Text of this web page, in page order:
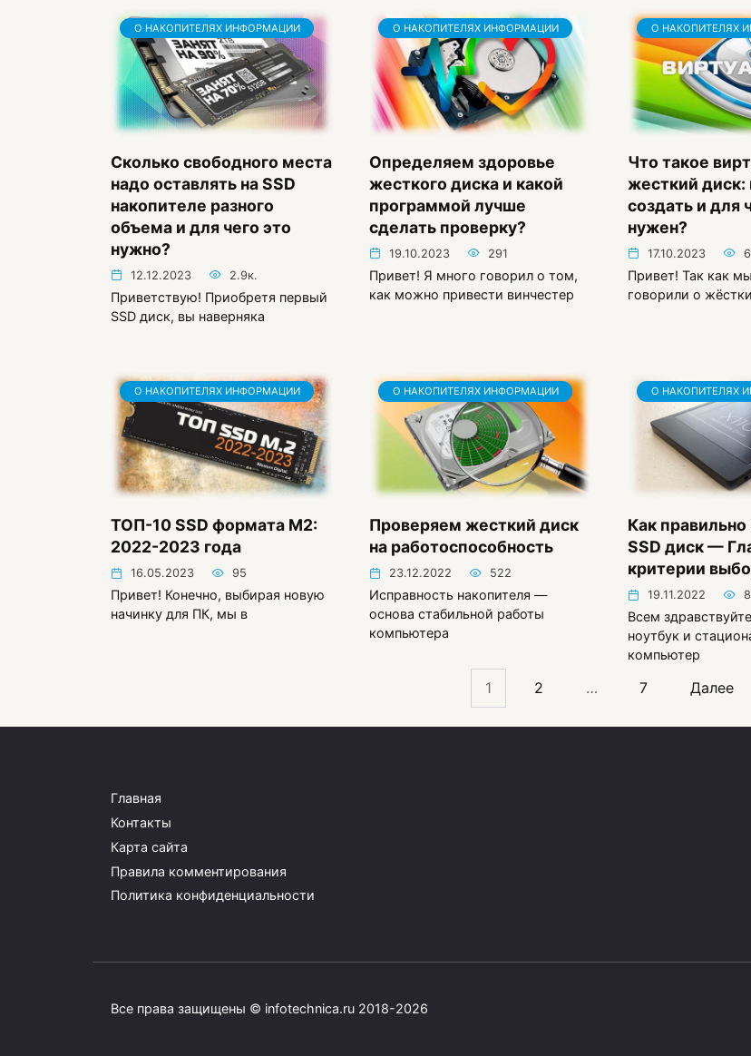
О НАКОПИТЕЛЯХ ИНФОРМАЦИИ
Сколько свободного места
надо оставлять на SSD
накопителе разного
объема и для чего это
нужно?
12.12.2023 2.9к.
Приветствую! Приобретя первый
SSD диск, вы наверняка
О НАКОПИТЕЛЯХ ИНФОРМАЦИИ
Определяем здоровье
жесткого диска и какой
программой лучше
сделать проверку?
19.10.2023 291
Привет! Я много говорил о том,
как можно привести винчестер
О НАКОПИТЕЛЯХ
Что такое
жесткий диск:
создать и для
нужен?
17.10.2023
Привет! Так как
говорили о
О НАКОПИТЕЛЯХ ИНФОРМАЦИИ
ТОП-10 SSD формата M2:
2022-2023 года
16.05.2023 95
Привет! Конечно, выбирая новую
начинку для ПК, мы в
О НАКОПИТЕЛЯХ ИНФОРМАЦИИ
Проверяем жесткий диск
на работоспособность
23.12.2022 522
Исправность накопителя —
основа стабильной работы
компьютера
О НАКОПИТЕЛЯХ
Как
SSD диск —
критерии
19.11.2022
Всем
ноутбук и
компьютер
1 2 … 7 Далее
Главная
Контакты
Карта сайта
Правила комментирования
Политика конфиденциальности
Все права защищены © infotechnica.ru 2018-2026